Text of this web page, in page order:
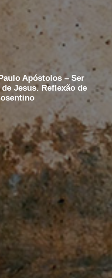
Apóstolos – Ser
Jesus. Reflexão de